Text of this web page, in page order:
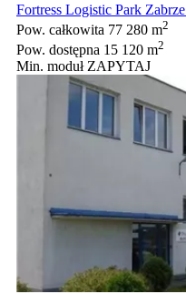
Fortress Logistic Park Zabrze
Pow. całkowita 77 280 m2
Pow. dostępna 15 120 m2
Min. moduł ZAPYTAJ